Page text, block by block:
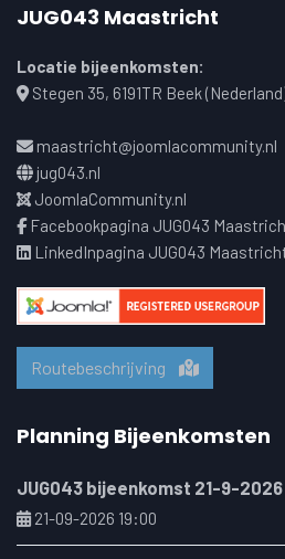
JUG043 Maastricht
Locatie bijeenkomsten:
Stegen 35, 6191TR Beek
maastricht@joomlacommunity.nl
jug043.nl
JoomlaCommunity.nl
Facebookpagina JUG043
LinkedInpagina JUG043
Routebeschrijving
Planning Bijeenkomsten
JUG043 bijeenkomst 21-9-2026
21-09-2026 19:00